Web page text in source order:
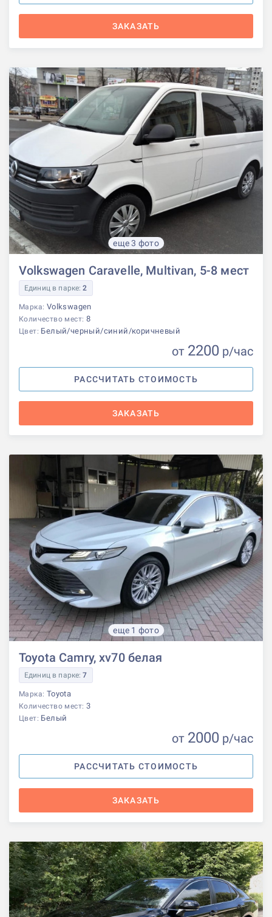
ЗАКАЗАТЬ
еще 3 фото
Volkswagen Caravelle, Multivan, 5-8 мест
Единиц в парке:2
Марка: Volkswagen
Количество мест: 8
Цвет: Белый/черный/синий/коричневый
от 2200 р/час
РАССЧИТАТЬ СТОИМОСТЬ
ЗАКАЗАТЬ
еще 1 фото
Toyota Camry, xv70 белая
Единиц в парке:7
Марка: Toyota
Количество мест: 3
Цвет: Белый
от 2000 р/час
РАССЧИТАТЬ СТОИМОСТЬ
ЗАКАЗАТЬ